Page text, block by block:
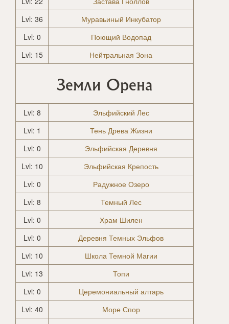
Lvl: 36
Муравьиный Инкубатор
Lvl: 0
Поющий Водопад
Lvl: 15
Нейтральная Зона
Земли Орена
Lvl: 8
Эльфийский Лес
Lvl: 1
Тень Древа Жизни
Lvl: 0
Эльфийская Деревня
Lvl: 10
Эльфийская Крепость
Lvl: 0
Радужное Озеро
Lvl: 8
Темный Лес
Lvl: 0
Храм Шилен
Lvl: 0
Деревня Темных Эльфов
Lvl: 10
Школа Темной Магии
Lvl: 13
Топи
Lvl: 0
Церемониальный алтарь
Lvl: 40
Море Спор